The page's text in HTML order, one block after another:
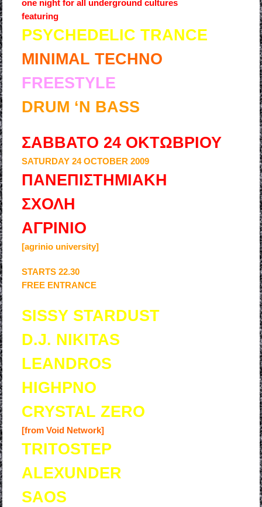
one night for all underground cultures
featuring
PSYCHEDELIC TRANCE
MINIMAL TECHNO
FREESTYLE
DRUM ‘N BASS
ΣΑΒΒΑΤΟ 24 ΟΚΤΩΒΡΙΟΥ
SATURDAY 24 OCTOBER 2009
ΠΑΝΕΠΙΣΤΗΜΙΑΚΗ
ΣΧΟΛΗ
ΑΓΡΙΝΙΟ
[agrinio university]
STARTS 22.30
FREE ENTRANCE
SISSY STARDUST
D.J. NIKITAS
LEANDROS
HIGHPNO
CRYSTAL ZERO
[from Void Network]
TRITOSTEP
ALEXUNDER
SAOS